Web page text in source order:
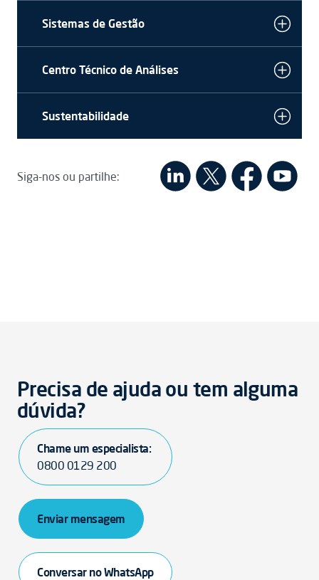
Sistemas de Gestão
Centro Técnico de Análises
Sustentabilidade
Siga-nos ou partilhe:
Precisa de ajuda ou tem alguma
dúvida?
Chame um especialista:
0800 0129 200
Enviar mensagem
Conversar no WhatsApp